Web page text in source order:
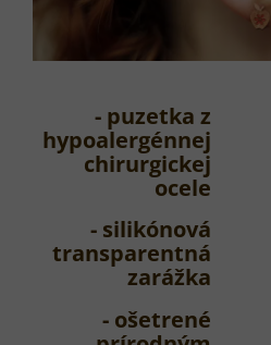
- puzetka z
hypoalergénnej
chirurgickej
ocele
- silikónová
transparentná
zarážka
- ošetrené